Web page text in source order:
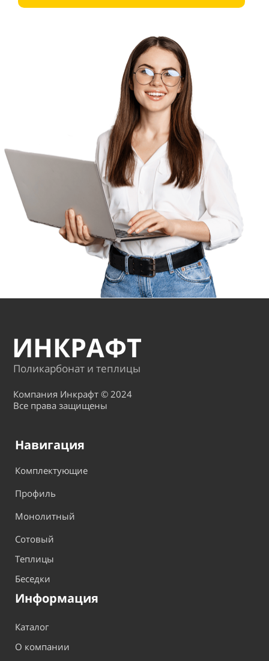
ИНКРАФТ
Поликарбонат и теплицы
Компания Инкрафт © 2024
Все права защищены
Навигация
Комплектующие
Профиль
Монолитный
Сотовый
Теплицы
Беседки
Информация
Каталог
О компании